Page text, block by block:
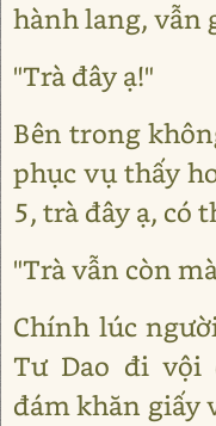
hành lang, vẫn
"Trà đây ạ!"
Bên trong
phục vụ thấy
5, trà đây ạ, có
"Trà vẫn còn
Chính lúc
Tư Dao đi vội
đám khăn giấy